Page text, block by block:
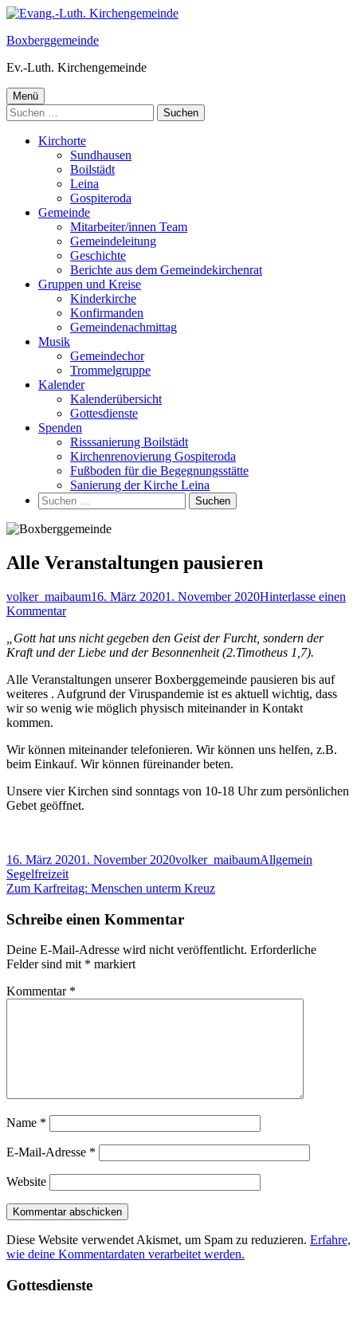
Springe
Inhalt
Boxberggemeinde
Ev.-Luth. Kirchengemeinde
Primäres
Menü
Menü
Suchen
nach:
Kirchorte
Sundhausen
Boilstädt
Leina
Gospiteroda
Gemeinde
Mitarbeiter/innen Team
Gemeindeleitung
Geschichte
Berichte aus dem Gemeindekirchenrat
Gruppen und Kreise
Kinderkirche
Konfirmanden
Gemeindenachmittag
Musik
Gemeindechor
Trommelgruppe
Kalender
Kalenderübersicht
Gottesdienste
Spenden
Risssanierung Boilstädt
Kirchenrenovierung Gospiteroda
Fußboden für die Begegnungsstätte
Sanierung der Kirche Leina
Suchen
nach:
Alle Veranstaltungen pausieren
Autor
volker_maibaumVeröffentlicht
16. März 20201. November 2020Hinterlasse einen
Kommentarzu
Veranstaltungen
pausieren
„Gott hat uns nicht gegeben den Geist der Furcht, sondern der
Kraft und der Liebe und der Besonnenheit (2.Timotheus 1,7).
Alle Veranstaltungen unserer Boxberggemeinde pausieren bis auf
weiteres . Aufgrund der Viruspandemie ist es aktuell wichtig, dass
wir so wenig wie möglich physisch miteinander in Kontakt
kommen.
Wir können miteinander telefonieren. Wir können uns helfen, z.B.
beim Einkauf. Wir können füreinander beten.
Unsere vier Kirchen sind sonntags von 10-18 Uhr zum persönlichen
Gebet geöffnet.
Veröffentlicht
am
16. März 20201. November 2020Autor
volker_maibaumKategorien
Allgemein
Beitragsnavigation
Vorheriger
Beitrag:
Segelfreizeit
Nächster
Zum Karfreitag: Menschen unterm Kreuz
Schreibe einen Kommentar
Deine E-Mail-Adresse wird nicht veröffentlicht. Erforderliche
Felder sind mit * markiert
Kommentar *
Name *
E-Mail-Adresse *
Website
Diese Website verwendet Akismet, um Spam zu reduzieren. Erfahre,
wie deine Kommentardaten verarbeitet werden.
Haupt-
Gottesdienste